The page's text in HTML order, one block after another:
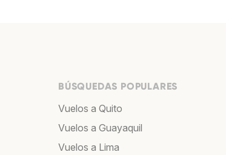
BÚSQUEDAS POPULARES
Vuelos a Quito
Vuelos a Guayaquil
Vuelos a Lima